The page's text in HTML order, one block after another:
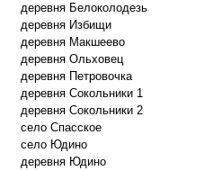
деревня Белоколодезь
деревня Избищи
деревня Макшеево
деревня Ольховец
деревня Петровочка
деревня Сокольники 1
деревня Сокольники 2
село Спасское
село Юдино
деревня Юдино